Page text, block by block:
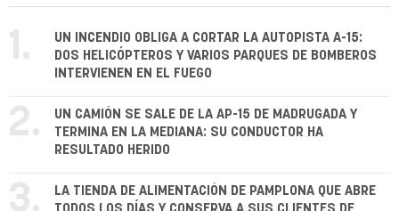
1.
UN INCENDIO OBLIGA A CORTAR LA AUTOPISTA A-15:
DOS HELICÓPTEROS Y VARIOS PARQUES DE BOMBEROS
INTERVIENEN EN EL FUEGO
2.
UN CAMIÓN SE SALE DE LA AP-15 DE MADRUGADA Y
TERMINA EN LA MEDIANA: SU CONDUCTOR HA
RESULTADO HERIDO
3.
LA TIENDA DE ALIMENTACIÓN DE PAMPLONA QUE ABRE